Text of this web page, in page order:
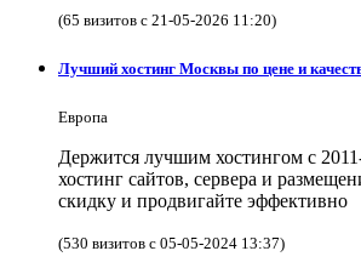
(65 визитов с 21-05-2026 11:20)
Лучший хостинг Москвы по цене и
Европа
Держится лучшим хостингом с
хостинг сайтов, сервера и
скидку и продвигайте эффективно
(530 визитов с 05-05-2024 13:37)